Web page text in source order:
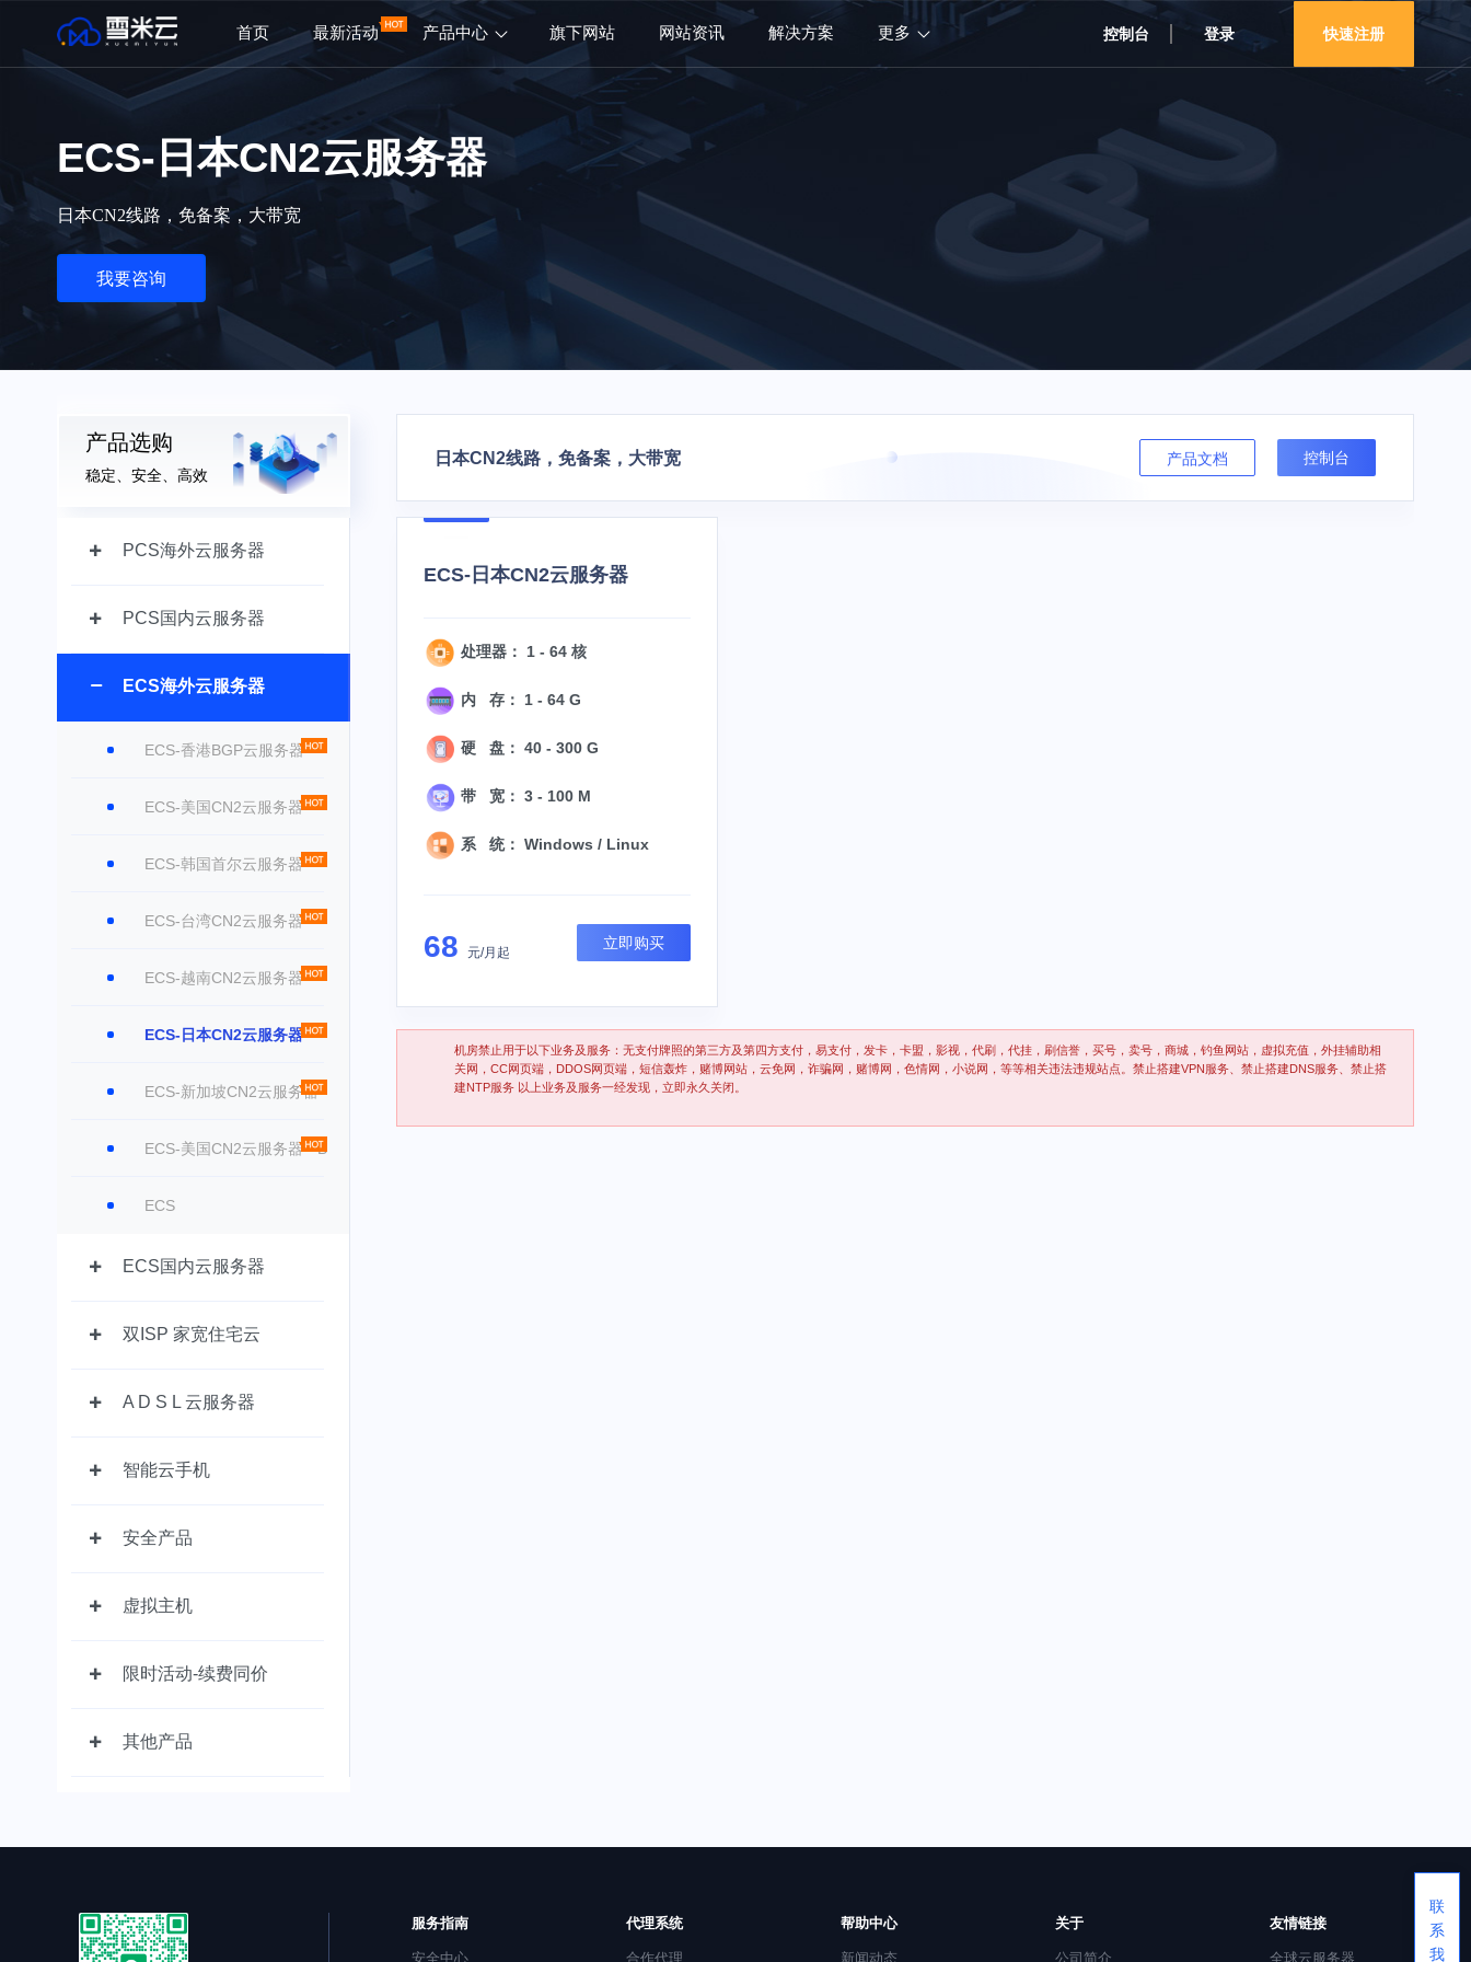
首页 最新活动 产品中心 旗下网站 网站资讯 解决方案 更多 控制台 登录 快速注册
ECS-日本CN2云服务器
日本CN2线路，免备案，大带宽
我要咨询
产品选购
稳定、安全、高效
PCS海外云服务器
PCS国内云服务器
ECS海外云服务器
ECS-香港BGP云服务器
ECS-美国CN2云服务器
ECS-韩国首尔云服务器
ECS-台湾CN2云服务器
ECS-越南CN2云服务器
ECS-日本CN2云服务器
ECS-新加坡CN2云服务器
ECS-美国CN2云服务器 - B
ECS
ECS国内云服务器
双ISP 家宽住宅云
A D S L 云服务器
智能云手机
安全产品
虚拟主机
限时活动-续费同价
其他产品
日本CN2线路，免备案，大带宽 控制台
产品文档
ECS-日本CN2云服务器
处理器： 1 - 64 核
内 存： 1 - 64 G
硬 盘： 40 - 300 G
带 宽： 3 - 100 M
系 统： Windows / Linux
68 元/月起
立即购买
机房禁止用于以下业务及服务：无支付牌照的第三方及第四方支付，易支付，发卡，卡盟，影视，代刷，代挂，刷信誉，买号，卖号，商城，钓鱼网站，虚拟充值，外挂辅助相
关网，CC网页端，DDOS网页端，短信轰炸，赌博网站，云免网，诈骗网，赌博网，色情网，小说网，等等相关违法违规站点。禁止搭建VPN服务、禁止搭建DNS服务、禁止搭
建NTP服务 以上业务及服务一经发现，立即永久关闭。
服务指南
安全中心
代理系统
合作代理
帮助中心
新闻动态
关于
公司简介
友情链接
全球云服务器
联
系
我